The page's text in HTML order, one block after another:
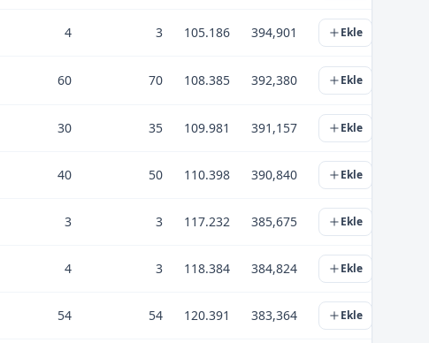
4 3 105.186 394,901 Ekle
60 70 108.385 392,380 Ekle
30 35 109.981 391,157 Ekle
40 50 110.398 390,840 Ekle
3 3 117.232 385,675 Ekle
4 3 118.384 384,824 Ekle
54 54 120.391 383,364 Ekle